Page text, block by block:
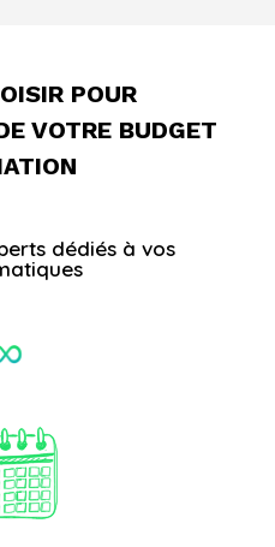
POUR
VOTRE BUDGET
dédiés à vos